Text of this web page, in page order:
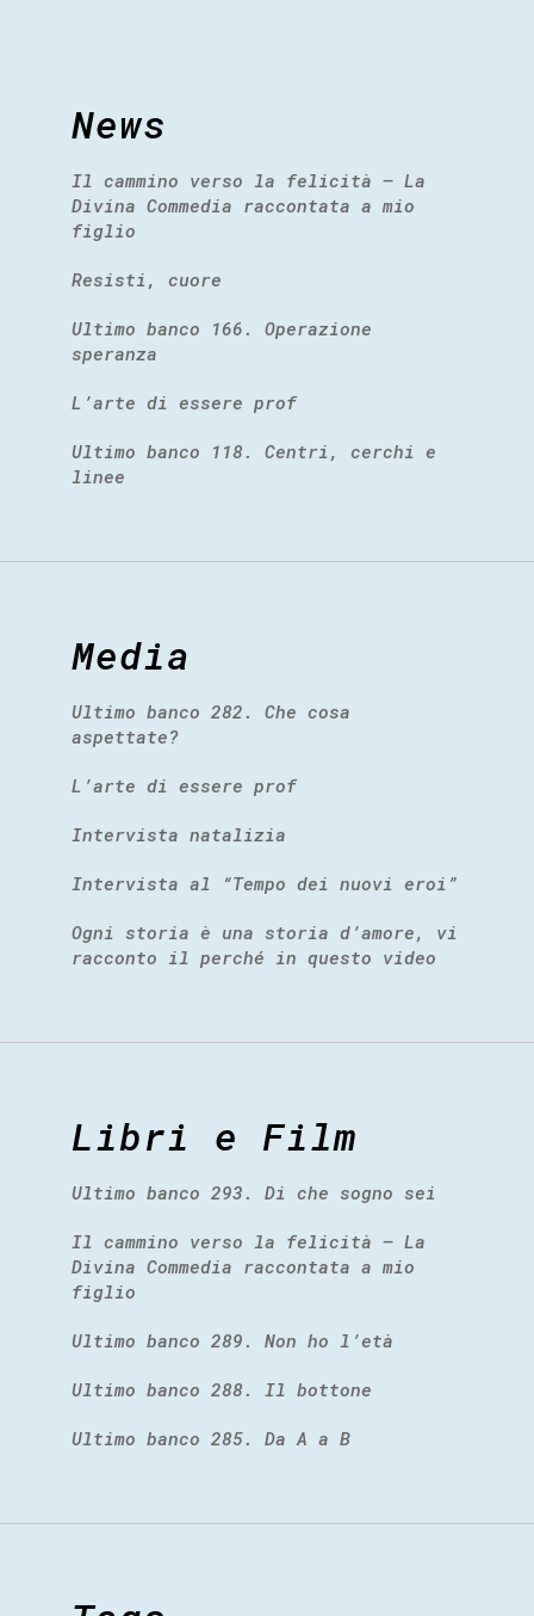
News
Il cammino verso la felicità – La
Divina Commedia raccontata a mio
figlio
Resisti, cuore
Ultimo banco 166. Operazione
speranza
L’arte di essere prof
Ultimo banco 118. Centri, cerchi e
linee
Media
Ultimo banco 282. Che cosa
aspettate?
L’arte di essere prof
Intervista natalizia
Intervista al “Tempo dei nuovi eroi”
Ogni storia è una storia d’amore, vi
racconto il perché in questo video
Libri e Film
Ultimo banco 293. Di che sogno sei
Il cammino verso la felicità – La
Divina Commedia raccontata a mio
figlio
Ultimo banco 289. Non ho l’età
Ultimo banco 288. Il bottone
Ultimo banco 285. Da A a B